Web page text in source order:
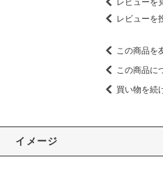
レビューを
レビューを
この商品を
この商品に
買い物を続
イメージ